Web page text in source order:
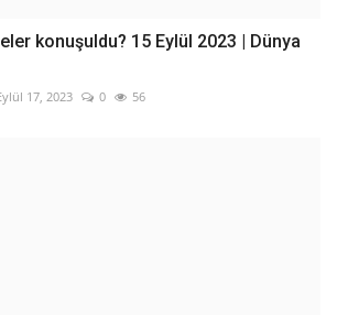
konuşuldu? 15 Eylül 2023 | Dünya
17, 2023 0 56